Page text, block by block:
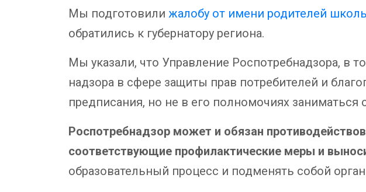
Мы подготовили жалобу от имени родителей
обратились к губернатору региона.
Мы указали, что Управление Роспотребнадзора, в
надзора в сфере защиты прав потребителей и
предписания, но не в его полномочиях заниматься
Роспотребнадзор может и обязан
соответствующие профилактические меры и
образовательный процесс и подменять собой